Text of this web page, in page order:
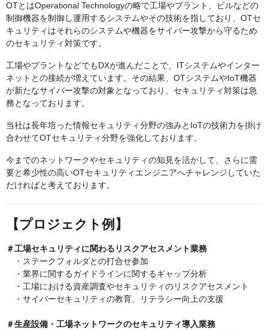
OTとはOperational Technologyの略で工場やプラント、ビルなどの
制御機器を制御し運用するシステムやその技術を指しており、OTセ
キュリティはそれらのシステムや機器をサイバー攻撃から守るため
のセキュリティ対策です。
工場やプラントなどでもDXが進んだことで、ITシステムやインター
ネットとの接続が増えています。その結果、OTシステムやIoT機器
が新たなサイバー攻撃の対象となっており、セキュリティ対策は急
務となっております。
当社は長年培った情報セキュリティ分野の強みとIoTの技術力を掛け
合わせてOTセキュリティ分野を強化しております。
今までのネットワークやセキュリティの知見を活かして、さらに需
要と希少性の高いOTセキュリティエンジニアへチャレンジしていた
だければと考えております。
【プロジェクト例】
＃工場セキュリティに関わるリスクアセスメント業務
・ステークフォルダとの打合せ参加
・業界に関するガイドラインに関するギャップ分析
・工場における資産調査やセキュリティのリスクアセスメント
・サイバーセキュリティの教育、リテラシー向上の支援
＃生産設備・工場ネットワークのセキュリティ導入業務